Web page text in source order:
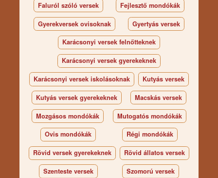
Faluról szóló versek Fejlesztő mondókák
Gyerekversek ovisoknak Gyertyás versek
Karácsonyi versek felnőtteknek
Karácsonyi versek gyerekeknek
Karácsonyi versek iskolásoknak Kutyás versek
Kutyás versek gyerekeknek Macskás versek
Mozgásos mondókák Mutogatós mondókák
Ovis mondókák Régi mondókák
Rövid versek gyerekeknek Rövid állatos versek
Szenteste versek Szomorú versek